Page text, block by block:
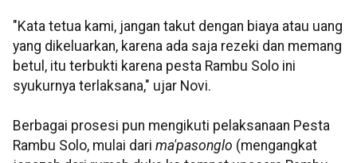
"Kata tetua kami, jangan takut dengan biaya atau uang
yang dikeluarkan, karena ada saja rezeki dan memang
betul, itu terbukti karena pesta Rambu Solo ini
syukurnya terlaksana," ujar Novi.
Berbagai prosesi pun mengikuti pelaksanaan Pesta
Rambu Solo, mulai dari ma'pasonglo (mengangkat